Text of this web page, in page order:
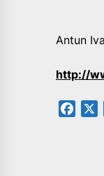
Antun
http://